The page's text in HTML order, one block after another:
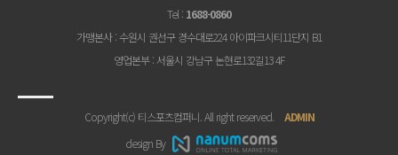
Tel : 1688-0860
가맹본사: 수원시 권선구 경수대로224 아이파크시티11단지 B1
영업본부: 서울시 강남구 논현로132길13 4F
Copyright(c) 티스포츠컴퍼니. All right reserved. ADMIN
design By